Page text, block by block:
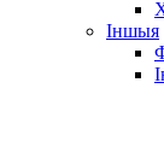
Іншыя